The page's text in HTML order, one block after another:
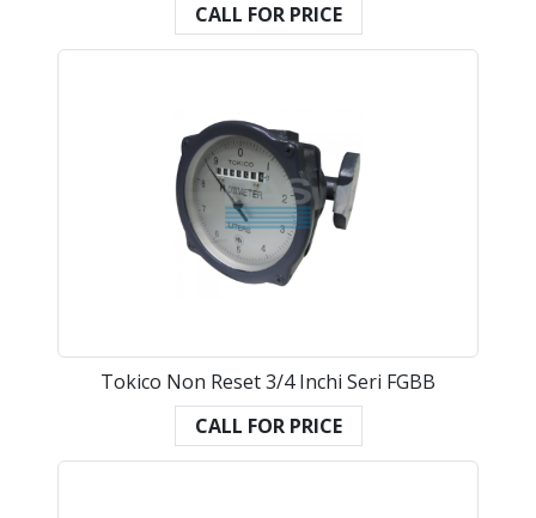
CALL FOR PRICE
Tokico Non Reset 3/4 Inchi Seri FGBB
CALL FOR PRICE